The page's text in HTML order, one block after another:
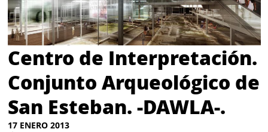
Centro de Interpretación.
Conjunto Arqueológico de
San Esteban. -DAWLA-.
17 ENERO 2013